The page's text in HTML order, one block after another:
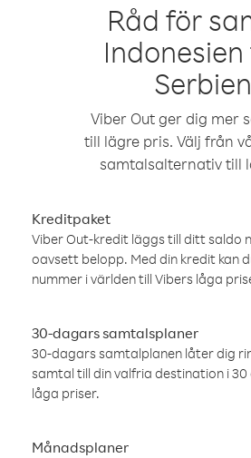
Råd för
Serbien
Viber Out ger dig mer
till lägre pris. Välj från
samtalsalternativ till
Kreditpaket
Viber Out-kredit läggs till ditt saldo
oavsett belopp. Med din kredit kan
nummer i världen till Vibers låga
30-dagars samtalsplaner
30-dagars samtalplanen låter dig
samtal till din valfria destination i
låga priser.
Månadsplaner